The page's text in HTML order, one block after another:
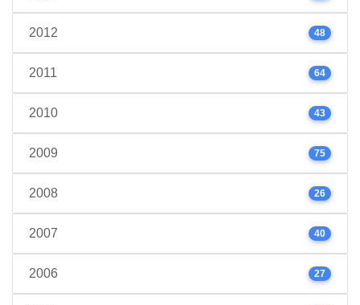
2012 48
2011 64
2010 43
2009 75
2008 26
2007 40
2006 27